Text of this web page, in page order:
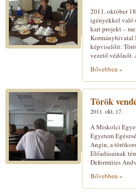
2011. október
igényekkel való
kari projekt –
Kormányhivatal
képviselőit:
vezető védőnőt.
Bővebben »
Török
2011. okt. 17.
A Miskolci
Egyetem
Angin, a
Előadásainak
Deformities
Bővebben »